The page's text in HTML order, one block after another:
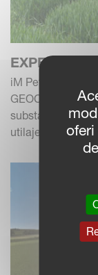
iM Peter, iM
GEOCONTROL
substanțe
utilajele...